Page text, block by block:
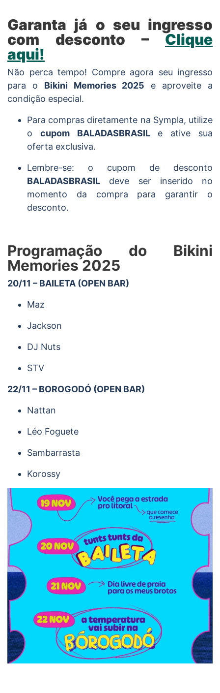
Garanta já o seu ingresso
com desconto –Clique
aqui!
Não perca tempo! Compre agora seu ingresso
para o Bikini Memories 2025 e aproveite a
condição especial.
Para compras diretamente na Sympla, utilize
o cupom BALADASBRASILe ative sua
oferta exclusiva.
Lembre-se: o cupom de desconto
BALADASBRASIL deve ser inserido no
momento da compra para garantir o
desconto.
Programação do Bikini
Memories 2025
20/11 – BAILETA (OPEN BAR)
Maz
Jackson
DJ Nuts
STV
22/11 – BOROGODÓ (OPEN BAR)
Nattan
Léo Foguete
Sambarrasta
Korossy